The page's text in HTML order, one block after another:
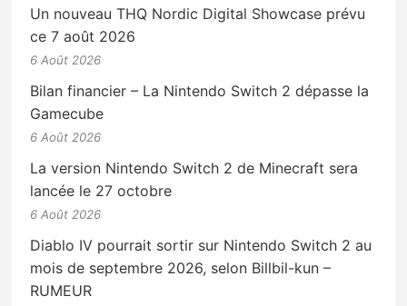
Un nouveau THQ Nordic Digital Showcase prévu
ce 7 août 2026
6 Août 2026
Bilan financier – La Nintendo Switch 2 dépasse la
Gamecube
6 Août 2026
La version Nintendo Switch 2 de Minecraft sera
lancée le 27 octobre
6 Août 2026
Diablo IV pourrait sortir sur Nintendo Switch 2 au
mois de septembre 2026, selon Billbil-kun –
RUMEUR